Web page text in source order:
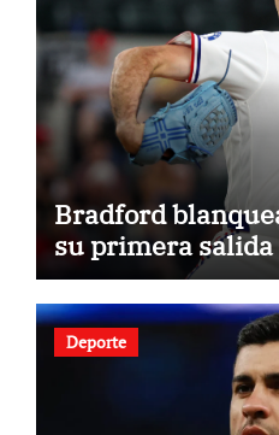
Bradford
su primera salida
Deporte